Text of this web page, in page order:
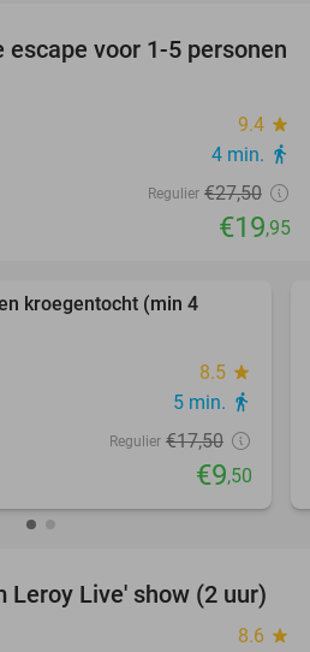
27%
voor 1-5 personen
9.4 star
4 min. directions_walk
Regulier €27,50
€19,95
favorite_border
kroegentocht (min 4
8.5 star
5 min. directions_walk
Regulier €17,50
€9,50
33%
Leroy Live' show (2 uur)
8.6 star